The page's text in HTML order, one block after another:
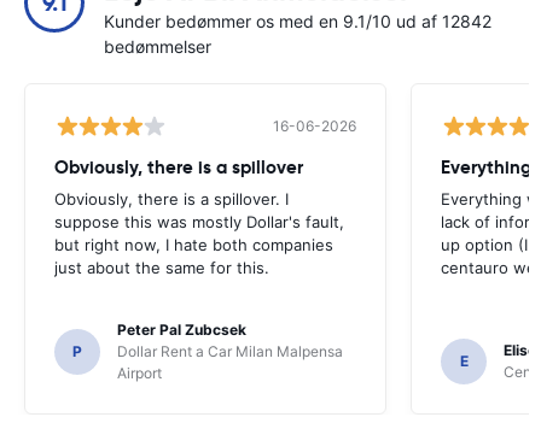
Kunder bedømmer os med en 9.1/10 ud af 12842
bedømmelser
16-06-2026
Obviously, there is a spillover
Obviously, there is a spillover. I
suppose this was mostly Dollar's fault,
but right now, I hate both companies
just about the same for this.
P
Peter Pal Zubcsek
Dollar Rent a Car Milan Malpensa
Airport
Everything
Everything
lack of
up option (I
centauro
E